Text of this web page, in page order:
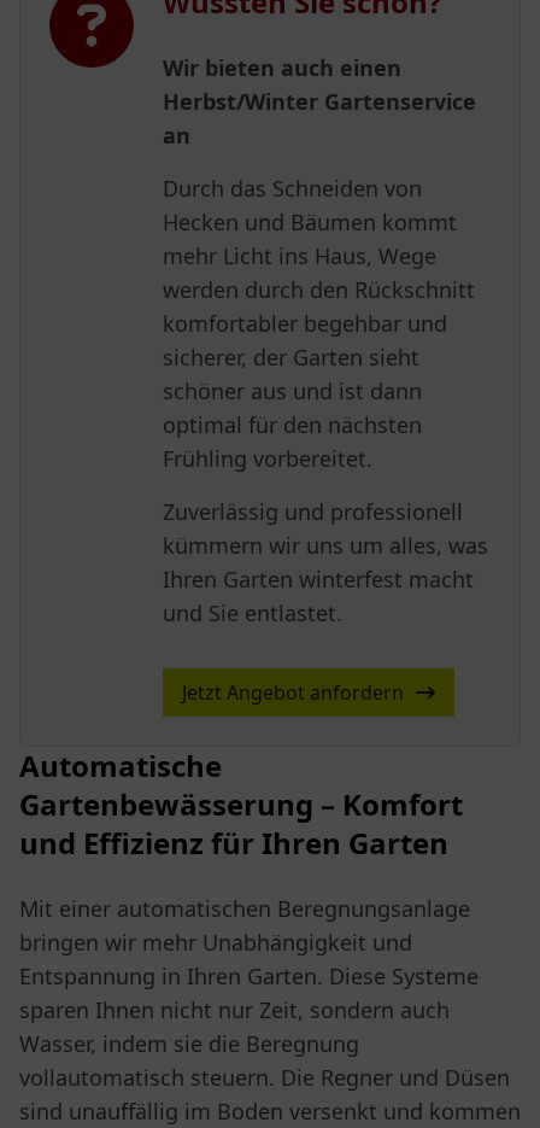
Wir bieten auch einen
Herbst/Winter Gartenservice
an
Durch das Schneiden von
Hecken und Bäumen kommt
mehr Licht ins Haus, Wege
werden durch den Rückschnitt
komfortabler begehbar und
sicherer, der Garten sieht
schöner aus und ist dann
optimal für den nächsten
Frühling vorbereitet.
Zuverlässig und professionell
kümmern wir uns um alles, was
Ihren Garten winterfest macht
und Sie entlastet.
Jetzt Angebot anfordern
Automatische
Gartenbewässerung – Komfort
und Effizienz für Ihren Garten
Mit einer automatischen Beregnungsanlage
bringen wir mehr Unabhängigkeit und
Entspannung in Ihren Garten. Diese Systeme
sparen Ihnen nicht nur Zeit, sondern auch
Wasser, indem sie die Beregnung
vollautomatisch steuern. Die Regner und Düsen
sind unauffällig im Boden versenkt und kommen